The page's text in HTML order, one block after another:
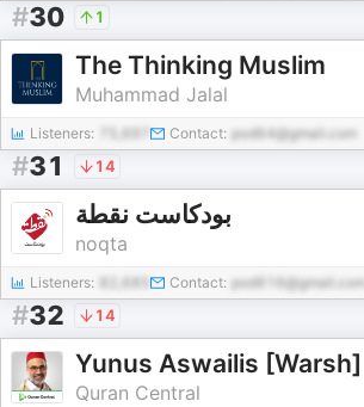
#30 1
The Thinking Muslim
Muhammad Jalal
Listeners: Contact: pod64@gmail.com
#31 14
بودكاست نقطة
noqta
Listeners: Contact: pod616@gmail.com
#32 14
Yunus Aswailis [Warsh]
Quran Central